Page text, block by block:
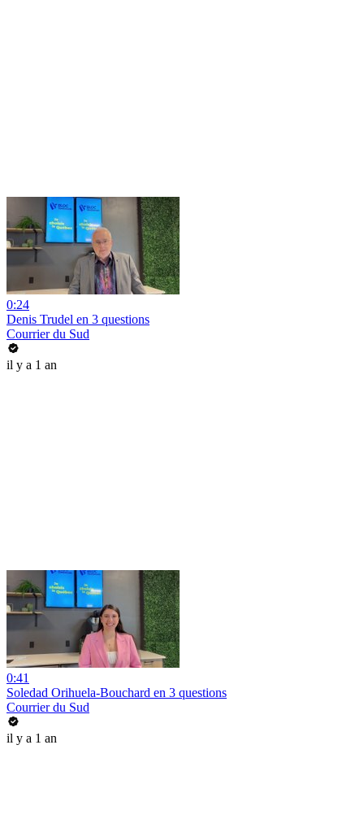
0:24
Denis Trudel en 3 questions
Courrier du Sud
il y a 1 an
0:41
Soledad Orihuela-Bouchard en 3 questions
Courrier du Sud
il y a 1 an